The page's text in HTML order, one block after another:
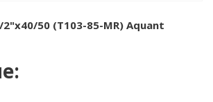
50 (T103-85-MR) Aquant